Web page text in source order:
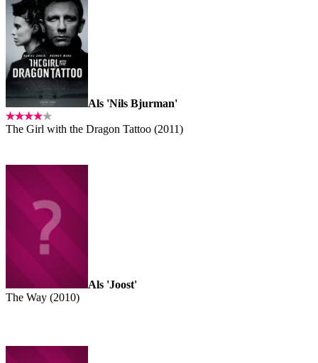
Als 'Nils Bjurman'
The Girl with the Dragon Tattoo (2011)
Als 'Joost'
The Way (2010)